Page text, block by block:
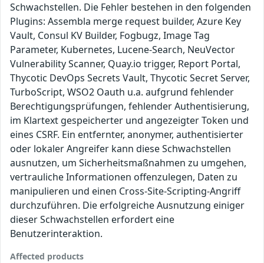
Schwachstellen. Die Fehler bestehen in den folgenden
Plugins: Assembla merge request builder, Azure Key
Vault, Consul KV Builder, Fogbugz, Image Tag
Parameter, Kubernetes, Lucene-Search, NeuVector
Vulnerability Scanner, Quay.io trigger, Report Portal,
Thycotic DevOps Secrets Vault, Thycotic Secret Server,
TurboScript, WSO2 Oauth u.a. aufgrund fehlender
Berechtigungsprüfungen, fehlender Authentisierung,
im Klartext gespeicherter und angezeigter Token und
eines CSRF. Ein entfernter, anonymer, authentisierter
oder lokaler Angreifer kann diese Schwachstellen
ausnutzen, um Sicherheitsmaßnahmen zu umgehen,
vertrauliche Informationen offenzulegen, Daten zu
manipulieren und einen Cross-Site-Scripting-Angriff
durchzuführen. Die erfolgreiche Ausnutzung einiger
dieser Schwachstellen erfordert eine
Benutzerinteraktion.
Affected products